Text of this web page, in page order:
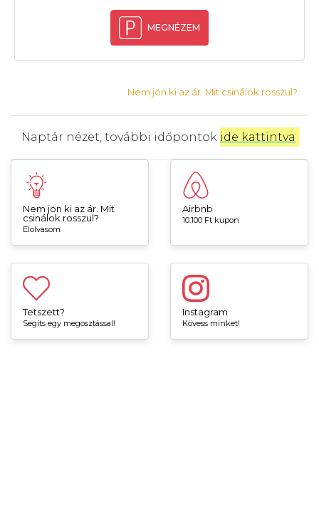
MEGNÉZEM
Nem jön ki az ár. Mit csinálok rosszul?
Naptár nézet, további időpontok ide kattintva
Nem jön ki az ár. Mit
csinálok rosszul?
Elolvasom
Airbnb
10.100 Ft kupon
Tetszett?
Segíts egy megosztással!
Instagram
Kövess minket!